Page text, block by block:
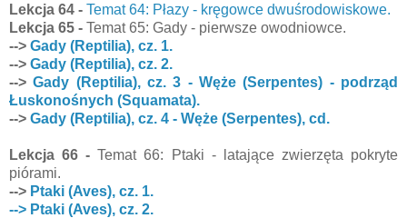
Lekcja 64 - Temat 64: Płazy - kręgowce dwuśrodowiskowe.
Lekcja 65 - Temat 65: Gady - pierwsze owodniowce.
--> Gady (Reptilia), cz. 1.
--> Gady (Reptilia), cz. 2.
--> Gady (Reptilia), cz. 3 - Węże (Serpentes) - podrząd
Łuskonośnych (Squamata).
--> Gady (Reptilia), cz. 4 - Węże (Serpentes), cd.
Lekcja 66 -Temat 66: Ptaki - latające zwierzęta pokryte
piórami.
--> Ptaki (Aves), cz. 1.
--> Ptaki (Aves), cz. 2.